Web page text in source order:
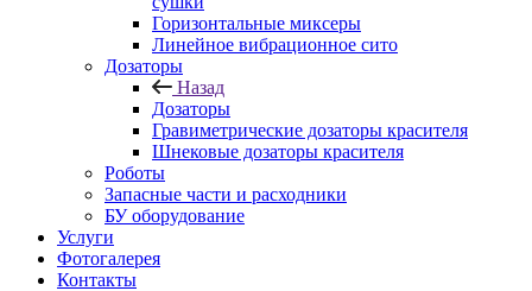
Горизонтальные миксеры
Линейное вибрационное сито
Дозаторы
Назад
Дозаторы
Гравиметрические дозаторы красителя
Шнековые дозаторы красителя
Роботы
Запасные части и расходники
БУ оборудование
Услуги
Фотогалерея
Контакты